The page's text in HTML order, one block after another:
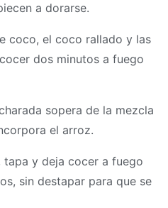
a dorarse.
coco, el coco rallado y las
dos minutos a fuego
sopera de la mezcla
el arroz.
tapa y deja cocer a fuego
sin destapar para que se